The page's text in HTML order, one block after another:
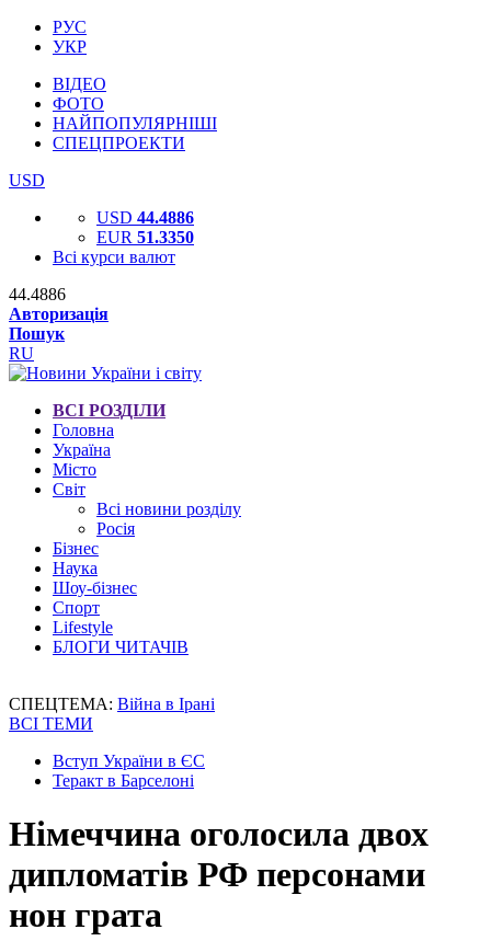
РУС
УКР
ВІДЕО
ФОТО
НАЙПОПУЛЯРНІШІ
СПЕЦПРОЕКТИ
USD
USD 44.4886
EUR 51.3350
Всі курси валют
44.4886
Авторизація
Пошук
RU
ВСІ РОЗДІЛИ
Головна
Україна
Місто
Світ
Всі новини розділу
Росія
Бізнес
Наука
Шоу-бізнес
Спорт
Lifestyle
БЛОГИ ЧИТАЧІВ
СПЕЦТЕМА: Війна в Ірані
ВСІ ТЕМИ
Вступ України в ЄС
Теракт в Барселоні
Німеччина оголосила двох
дипломатів РФ персонами
нон грата